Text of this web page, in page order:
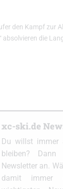
den Kampf zur
die
xc-ski.de
Du willst immer
bleiben?
Newsletter an.
damit immer